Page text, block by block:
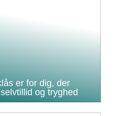
er for dig, der
og tryghed